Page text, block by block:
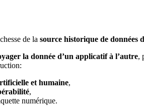
de la source historique de données
la donnée d’un applicatif à l’autre,
et humaine,
,
numérique.